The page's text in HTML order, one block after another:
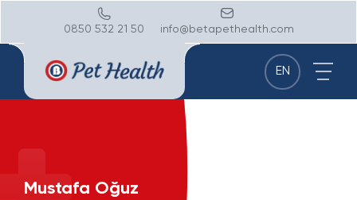
0850 532 21 50 info@betapethealth.com
EN
Mustafa Oğuz